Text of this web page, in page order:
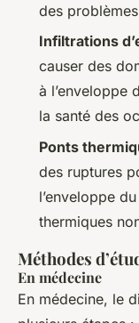
des
Infiltrations
causer des
à l’enveloppe
la santé des
Ponts
des ruptures
l’enveloppe
thermiques
Méthodes
En médecine
En médecine, le